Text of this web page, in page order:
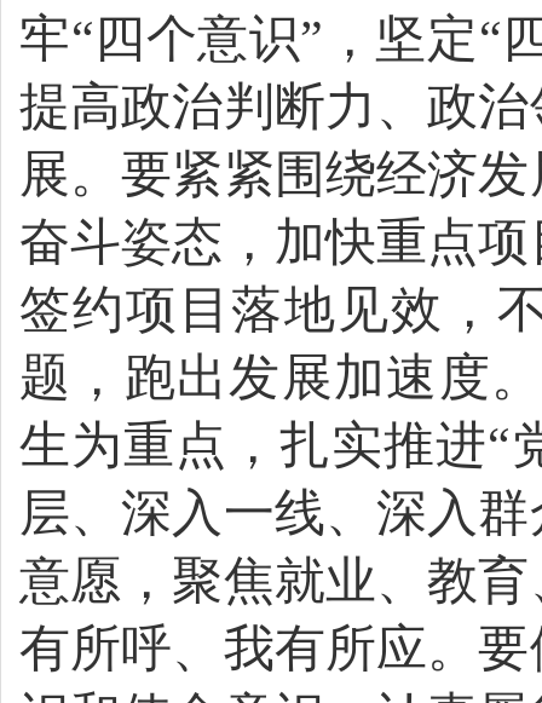
牢“四个意识”，坚定“
提高政治判断力、政
展。要紧紧围绕经济
奋斗姿态，加快重点
签约项目落地见效，
题，跑出发展加速度
生为重点，扎实推进“
层、深入一线、深入
意愿，聚焦就业、教
有所呼、我有所应。要